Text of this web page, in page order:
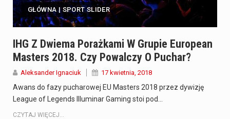
GŁÓWNA | SPORT SLIDER
IHG Z Dwiema Porażkami W Grupie European
Masters 2018. Czy Powalczy O Puchar?
Aleksander Ignaciuk 17 kwietnia, 2018
Awans do fazy pucharowej EU Masters 2018 przez dywizję
League of Legends Illuminar Gaming stoi pod…
CZYTAJ WIĘCEJ...